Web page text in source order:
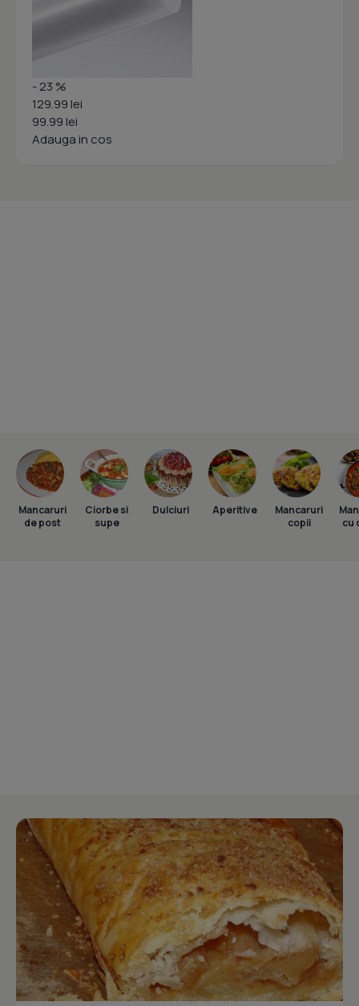
- 23 %
129.99 lei
99.99 lei
Adauga in cos
Mancaruri
de post
Ciorbe si
supe
Dulciuri Aperitive
Mancaruri
copii
cu